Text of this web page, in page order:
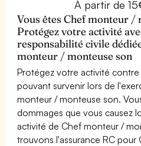
À partir de
Vous êtes Chef monteur /
Protégez votre activité
responsabilité civile
monteur / monteuse son
Protégez votre activité contre
pouvant survenir lors de
monteur / monteuse son.
dommages que vous causez
activité de Chef monteur /
trouvons l'assurance RC